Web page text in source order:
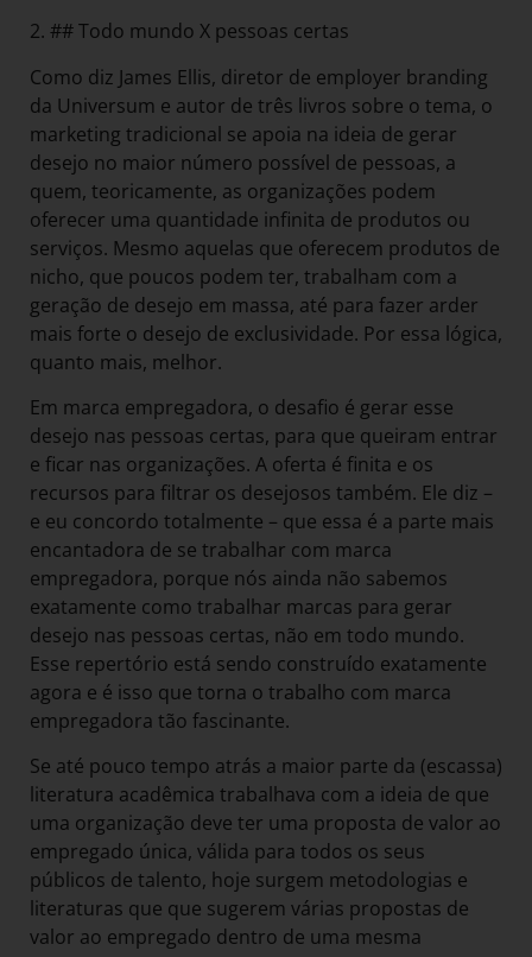
2. ## Todo mundo X pessoas certas
Como diz James Ellis, diretor de employer branding
da Universum e autor de três livros sobre o tema, o
marketing tradicional se apoia na ideia de gerar
desejo no maior número possível de pessoas, a
quem, teoricamente, as organizações podem
oferecer uma quantidade infinita de produtos ou
serviços. Mesmo aquelas que oferecem produtos de
nicho, que poucos podem ter, trabalham com a
geração de desejo em massa, até para fazer arder
mais forte o desejo de exclusividade. Por essa lógica,
quanto mais, melhor.
Em marca empregadora, o desafio é gerar esse
desejo nas pessoas certas, para que queiram entrar
e ficar nas organizações. A oferta é finita e os
recursos para filtrar os desejosos também. Ele diz –
e eu concordo totalmente – que essa é a parte mais
encantadora de se trabalhar com marca
empregadora, porque nós ainda não sabemos
exatamente como trabalhar marcas para gerar
desejo nas pessoas certas, não em todo mundo.
Esse repertório está sendo construído exatamente
agora e é isso que torna o trabalho com marca
empregadora tão fascinante.
Se até pouco tempo atrás a maior parte da (escassa)
literatura acadêmica trabalhava com a ideia de que
uma organização deve ter uma proposta de valor ao
empregado única, válida para todos os seus
públicos de talento, hoje surgem metodologias e
literaturas que que sugerem várias propostas de
valor ao empregado dentro de uma mesma